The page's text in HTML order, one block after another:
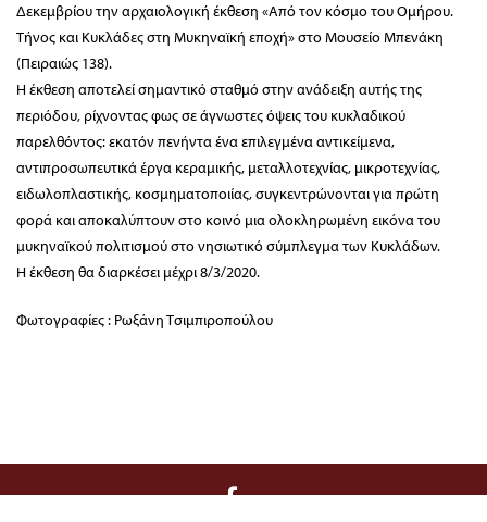
Δεκεμβρίου την αρχαιολογική έκθεση «Από τον κόσμο του Ομήρου.
Τήνος και Κυκλάδες στη Μυκηναϊκή εποχή» στο Μουσείο Μπενάκη
(Πειραιώς 138).
Η έκθεση αποτελεί σημαντικό σταθμό στην ανάδειξη αυτής της
περιόδου, ρίχνοντας φως σε άγνωστες όψεις του κυκλαδικού
παρελθόντος: εκατόν πενήντα ένα επιλεγμένα αντικείμενα,
αντιπροσωπευτικά έργα κεραμικής, μεταλλοτεχνίας, μικροτεχνίας,
ειδωλοπλαστικής, κοσμηματοποιίας, συγκεντρώνονται για πρώτη
φορά και αποκαλύπτουν στο κοινό μια ολοκληρωμένη εικόνα του
μυκηναϊκού πολιτισμού στο νησιωτικό σύμπλεγμα των Κυκλάδων.
Η έκθεση θα διαρκέσει μέχρι 8/3/2020.
Φωτογραφίες : Ρωξάνη Τσιμπιροπούλου